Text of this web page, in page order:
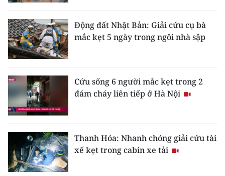
Động đất Nhật Bản: Giải cứu cụ bà
mắc kẹt 5 ngày trong ngôi nhà sập
Cứu sống 6 người mắc kẹt trong 2
đám cháy liên tiếp ở Hà Nội
Thanh Hóa: Nhanh chóng giải cứu tài
xế kẹt trong cabin xe tải